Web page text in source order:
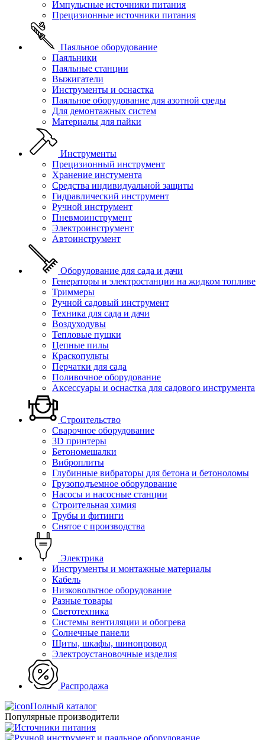
Импульсные источники питания
Прецизионные источники питания
Паяльное оборудование
Паяльники
Паяльные станции
Выжигатели
Инструменты и оснастка
Паяльное оборудование для азотной среды
Для демонтажных систем
Материалы для пайки
Инструменты
Прецизионный инструмент
Хранение инстумента
Средства индивидуальной защиты
Гидравлический инструмент
Ручной инструмент
Пневмоинструмент
Электроинструмент
Автоинструмент
Оборудование для сада и дачи
Генераторы и электростанции на жидком топливе
Триммеры
Ручной садовый инструмент
Техника для сада и дачи
Воздуходувы
Тепловые пушки
Цепные пилы
Краскопульты
Перчатки для сада
Поливочное оборудование
Аксессуары и оснастка для садового инструмента
Строительство
Сварочное оборудование
3D принтеры
Бетономешалки
Виброплиты
Глубинные вибраторы для бетона и бетоноломы
Грузоподъемное оборудование
Насосы и насосные станции
Строительная химия
Трубы и фитинги
Снятое с производства
Электрика
Инструменты и монтажные материалы
Кабель
Низковольтное оборудование
Разные товары
Светотехника
Системы вентиляции и обогрева
Солнечные панели
Щиты, шкафы, шинопровод
Электроустановочные изделия
Распродажа
Полный каталог
Популярные производители